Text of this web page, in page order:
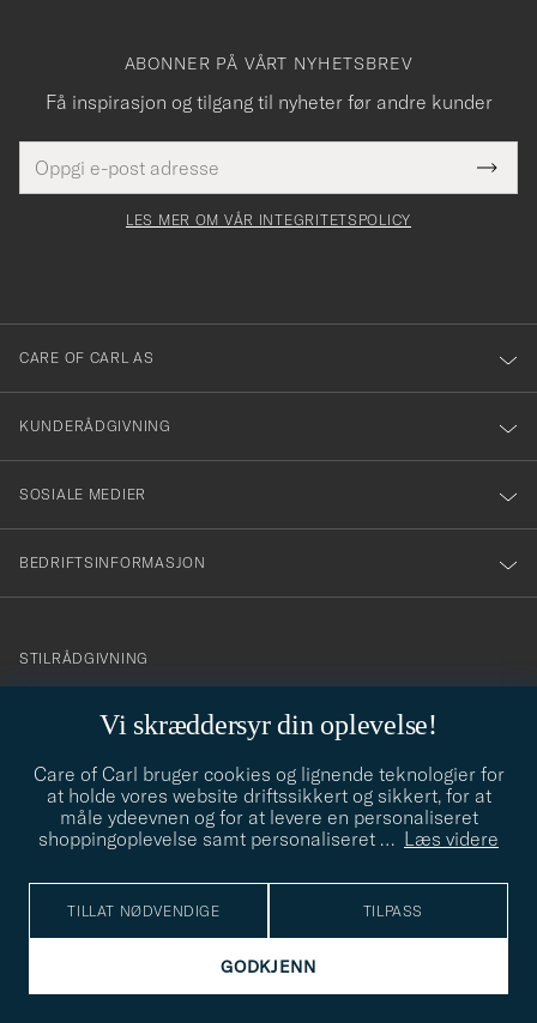
Vi skræddersyr din oplevelse!
Care of Carl bruger cookies og lignende teknologier for
at holde vores website driftssikkert og sikkert, for at
måle ydeevnen og for at levere en personaliseret
shoppingoplevelse samt personaliseret … Læs videre
TILLAT NØDVENDIGE TILPASS
GODKJENN
ABONNER PÅ VÅRT NYHETSBREV
Få inspirasjon og tilgang til nyheter før andre kunder
postadresse
felt
Tack
för
dig
till
vårt
nyhetsbrev!
LES MER OM VÅR INTEGRITETSPOLICY
CARE OF CARL AS
KUNDERÅDGIVNING
SOSIALE MEDIER
BEDRIFTSINFORMASJON
info@careofcarl.no
STILRÅDGIVNING
STILRÅDGIVNING
© Care of Carl 2026